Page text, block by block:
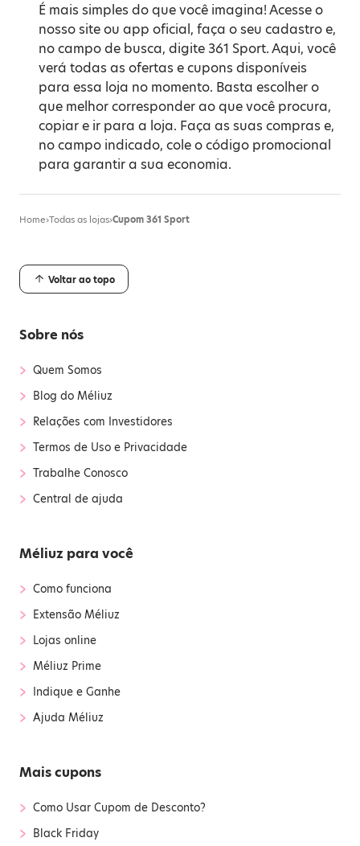
É mais simples do que você imagina! Acesse o
nosso site ou app oficial, faça o seu cadastro e,
no campo de busca, digite 361 Sport. Aqui, você
verá todas as ofertas e cupons disponíveis
para essa loja no momento. Basta escolher o
que melhor corresponder ao que você procura,
copiar e ir para a loja. Faça as suas compras e,
no campo indicado, cole o código promocional
para garantir a sua economia.
Home›Todas as lojas›Cupom 361 Sport
Voltar ao topo
Sobre nós
› Quem Somos
› Blog do Méliuz
› Relações com Investidores
› Termos de Uso e Privacidade
› Trabalhe Conosco
› Central de ajuda
Méliuz para você
› Como funciona
› Extensão Méliuz
› Lojas online
› Méliuz Prime
› Indique e Ganhe
› Ajuda Méliuz
Mais cupons
› Como Usar Cupom de Desconto?
› Black Friday